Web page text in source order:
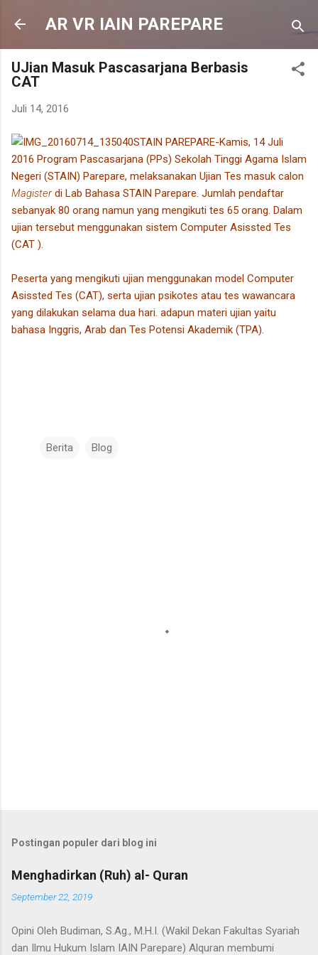
Langsung ke konten utama
AR VR IAIN PAREPARE
UJian Masuk Pascasarjana Berbasis
CAT
Juli 14, 2016
STAIN PAREPARE-Kamis, 14 Juli
2016 Program Pascasarjana (PPs) Sekolah Tinggi Agama Islam
Negeri (STAIN) Parepare, melaksanakan Ujian Tes masuk calon
Magisterdi Lab Bahasa STAIN Parepare. Jumlah pendaftar
sebanyak 80 orang namun yang mengikuti tes 65 orang. Dalam
ujian tersebut menggunakan sistem Computer Asissted Tes
(CAT ).
Peserta yang mengikuti ujian menggunakan model Computer
Asissted Tes (CAT), serta ujian psikotes atau tes wawancara
yang dilakukan selama dua hari. adapun materi ujian yaitu
bahasa Inggris, Arab dan Tes Potensi Akademik (TPA).
Berita Blog
Postingan populer dari blog ini
Menghadirkan (Ruh) al- Quran
September 22, 2019
Opini Oleh Budiman, S.Ag., M.H.I. (Wakil Dekan Fakultas Syariah
dan Ilmu Hukum Islam IAIN Parepare) Alquran membumi